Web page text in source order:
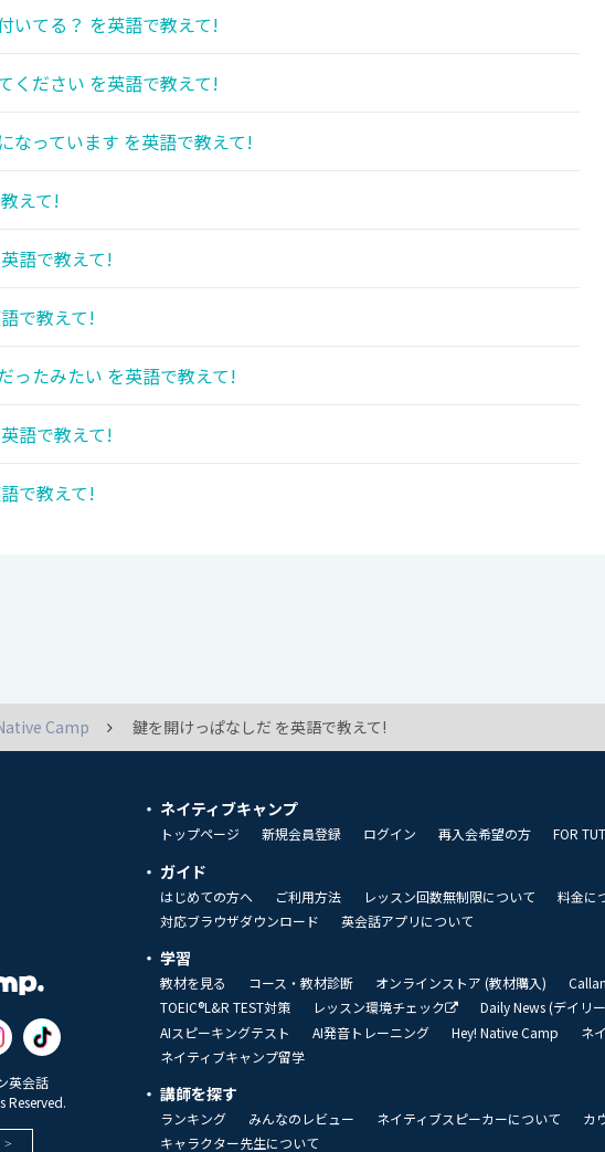
いてる？ を英語で教えて!
ください を英語で教えて!
なっています を英語で教えて!
えて!
語で教えて!
で教えて!
ったみたい を英語で教えて!
語で教えて!
で教えて!
Camp 鍵を開けっぱなしだ を英語で教えて!
英会話
Reserved.
ネイティブキャンプ
トップページ 新規会員登録 ログイン 再入会希望の方 FOR
ガイド
はじめての方へ ご利用方法 レッスン回数無制限について 料金に
対応ブラウザダウンロード
英会話アプリについて
学習
教材を見る コース・教材診断 オンラインストア (教材購入)
TOEIC®L&R TEST対策
レッスン環境チェック Daily News (デイリ
AIスピーキングテスト
AI発音トレーニング Hey! Native Camp ネ
ネイティブキャンプ留学
講師を探す
ランキング みんなのレビュー ネイティブスピーカーについて
カ
キャラクター先生について